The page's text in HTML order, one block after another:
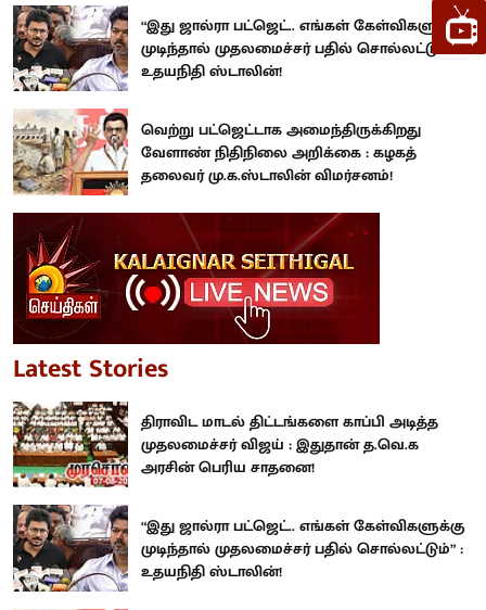
“இது ஜால்ரா பட்ஜெட்.. எங்கள் கேள்விகளுக்கு
முடிந்தால் முதலமைச்சர் பதில் சொல்லட்டும்” :
உதயநிதி ஸ்டாலின்!
வெற்று பட்ஜெட்டாக அமைந்திருக்கிறது
வேளாண் நிதிநிலை அறிக்கை : கழகத்
தலைவர் மு.க.ஸ்டாலின் விமர்சனம்!
Latest Stories
திராவிட மாடல் திட்டங்களை காப்பி அடித்த
முதலமைச்சர் விஜய் : இதுதான் த.வெ.க
அரசின் பெரிய சாதனை!
“இது ஜால்ரா பட்ஜெட்.. எங்கள் கேள்விகளுக்கு
முடிந்தால் முதலமைச்சர் பதில் சொல்லட்டும்” :
உதயநிதி ஸ்டாலின்!